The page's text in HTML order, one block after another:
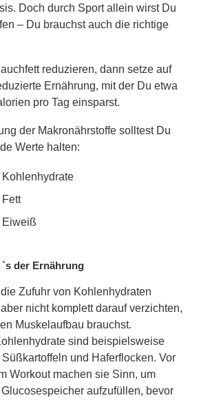
Doch durch Sport allein wirst Du
– Du brauchst auch die richtige
reduzieren, dann setze auf
Ernährung, mit der Du etwa
pro Tag einsparst.
der Makronährstoffe solltest Du
Werte halten:
Eiweiß
der Ernährung
Zufuhr von Kohlenhydraten
nicht komplett darauf verzichten,
Muskelaufbau brauchst.
sind beispielsweise
und Haferflocken. Vor
Workout machen sie Sinn, um
aufzufüllen, bevor